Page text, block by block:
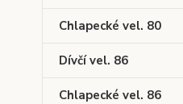
Chlapecké vel. 80
Dívčí vel. 86
Chlapecké vel. 86